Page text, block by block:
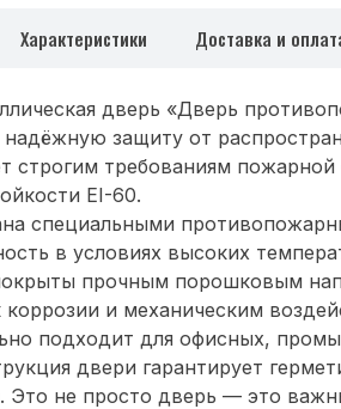
Характеристики Доставка и
дверь «Дверь
надёжную защиту от
строгим требованиям
EI-60.
специальными
в условиях высоких
прочным порошковым
и механическим
подходит для офисных,
двери гарантирует
Это не просто дверь — это